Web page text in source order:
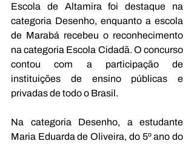
Escola de Altamira foi destaque na
categoria Desenho, enquanto a escola
de Marabá recebeu o reconhecimento
na categoria Escola Cidadã. O concurso
contou com a participação de
instituições de ensino públicas e
privadas de todo o Brasil.
Na categoria Desenho, a estudante
Maria Eduarda de Oliveira, do 5º ano do